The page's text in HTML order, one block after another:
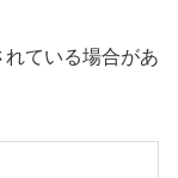
ている場合があ